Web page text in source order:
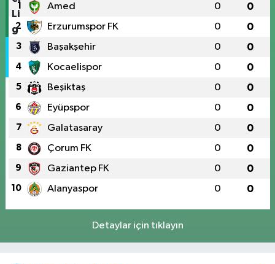
1 Amed 0 0
2 Erzurumspor FK 0 0
3 Başakşehir 0 0
4 Kocaelispor 0 0
5 Beşiktaş 0 0
6 Eyüpspor 0 0
7 Galatasaray 0 0
8 Çorum FK 0 0
9 Gaziantep FK 0 0
10 Alanyaspor 0 0
Detaylar için tıklayın